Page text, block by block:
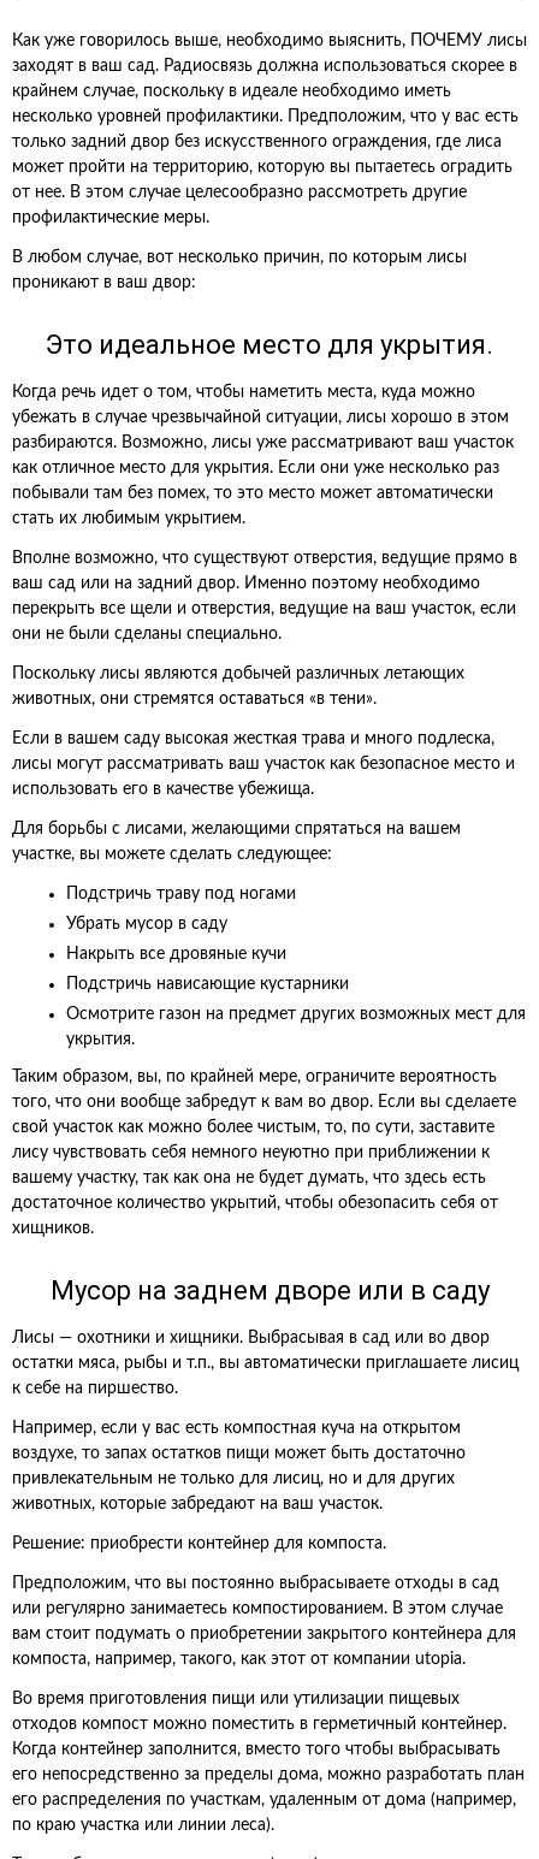
Как уже говорилось выше, необходимо выяснить, ПОЧЕМУ лисы
заходят в ваш сад. Радиосвязь должна использоваться скорее в
крайнем случае, поскольку в идеале необходимо иметь
несколько уровней профилактики. Предположим, что у вас есть
только задний двор без искусственного ограждения, где лиса
может пройти на территорию, которую вы пытаетесь оградить
от нее. В этом случае целесообразно рассмотреть другие
профилактические меры.
В любом случае, вот несколько причин, по которым лисы
проникают в ваш двор:
Это идеальное место для укрытия.
Когда речь идет о том, чтобы наметить места, куда можно
убежать в случае чрезвычайной ситуации, лисы хорошо в этом
разбираются. Возможно, лисы уже рассматривают ваш участок
как отличное место для укрытия. Если они уже несколько раз
побывали там без помех, то это место может автоматически
стать их любимым укрытием.
Вполне возможно, что существуют отверстия, ведущие прямо в
ваш сад или на задний двор. Именно поэтому необходимо
перекрыть все щели и отверстия, ведущие на ваш участок, если
они не были сделаны специально.
Поскольку лисы являются добычей различных летающих
животных, они стремятся оставаться «в тени».
Если в вашем саду высокая жесткая трава и много подлеска,
лисы могут рассматривать ваш участок как безопасное место и
использовать его в качестве убежища.
Для борьбы с лисами, желающими спрятаться на вашем
участке, вы можете сделать следующее:
Подстричь траву под ногами
Убрать мусор в саду
Накрыть все дровяные кучи
Подстричь нависающие кустарники
Осмотрите газон на предмет других возможных мест для
укрытия.
Таким образом, вы, по крайней мере, ограничите вероятность
того, что они вообще забредут к вам во двор. Если вы сделаете
свой участок как можно более чистым, то, по сути, заставите
лису чувствовать себя немного неуютно при приближении к
вашему участку, так как она не будет думать, что здесь есть
достаточное количество укрытий, чтобы обезопасить себя от
хищников.
Мусор на заднем дворе или в саду
Лисы — охотники и хищники. Выбрасывая в сад или во двор
остатки мяса, рыбы и т.п., вы автоматически приглашаете лисиц
к себе на пиршество.
Например, если у вас есть компостная куча на открытом
воздухе, то запах остатков пищи может быть достаточно
привлекательным не только для лисиц, но и для других
животных, которые забредают на ваш участок.
Решение: приобрести контейнер для компоста.
Предположим, что вы постоянно выбрасываете отходы в сад
или регулярно занимаетесь компостированием. В этом случае
вам стоит подумать о приобретении закрытого контейнера для
компоста, например, такого, как этот от компании utopia.
Во время приготовления пищи или утилизации пищевых
отходов компост можно поместить в герметичный контейнер.
Когда контейнер заполнится, вместо того чтобы выбрасывать
его непосредственно за пределы дома, можно разработать план
его распределения по участкам, удаленным от дома (например,
по краю участка или линии леса).